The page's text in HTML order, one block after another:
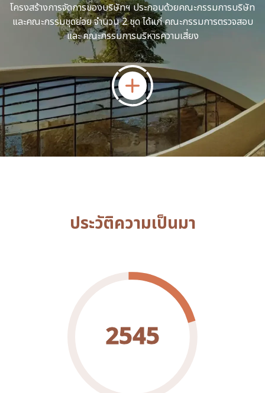
โครงสร้างการจัดการของบริษัทฯ ประกอบด้วยคณะกรรมการบริษัท
และคณะกรรมชุดย่อย จำนวน 2 ชุด ได้แก่ คณะกรรมการตรวจสอบ
และ คณะกรรมการบริหารความเสี่ยง
ประวัติความเป็นมา
2545